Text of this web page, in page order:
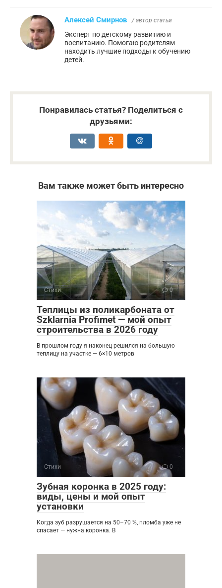
Алексей Смирнов / автор статьи
Эксперт по детскому развитию и
воспитанию. Помогаю родителям
находить лучшие подходы к обучению
детей.
Понравилась статья? Поделиться с
друзьями:
Вам также может быть интересно
Стихи 0
Теплицы из поликарбоната от
Szklarnia Profimet — мой опыт
строительства в 2026 году
В прошлом году я наконец решился на большую
теплицу на участке — 6×10 метров
Стихи 0
Зубная коронка в 2025 году:
виды, цены и мой опыт
установки
Когда зуб разрушается на 50–70 %, пломба уже не
спасает — нужна коронка. В